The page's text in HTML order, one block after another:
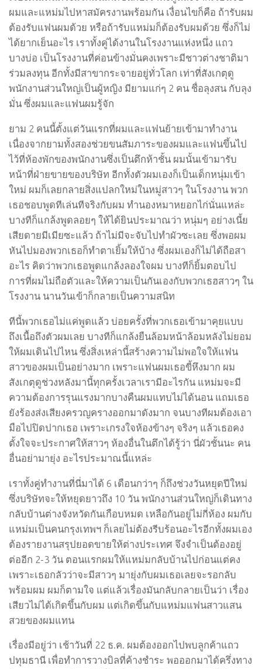
ผมและแหม่มไปหาสมัครงานพร้อมกัน เงื่อนไขก็คือ ถ้ารับผม
ต้องรับแฟนผมด้วย หรือถ้ารับแหม่มก็ต้องรับผมด้วย ซึ่งก็ไม่
ได้ยากเย็นอะไร เราทั้งคู่ได้งานในโรงงานแห่งหนึ่ง แถว
บางบ่อ เป็นโรงงานที่ค่อนข้างมั่นคงเพราะมีชาวต่างชาติมา
ร่วมลงทุน อีกทั้งมีสาขากระจายอยู่ทั่วโลก เท่าที่สังเกตุดู
พนักงานส่วนใหญ่เป็นผู้หญิง มียามแก่ๆ 2 คน ชื่อลุงสน กับลุง
มั่น ซึ่งผมและแฟนผมรู้จัก
ยาม 2 คนนี้ตั้งแต่วันแรกที่ผมและแฟนย้ายเข้ามาทำงาน
เนื่องจากยามทั้งสองช่วยขนสัมภาระของผมและแฟนขึ้นไป
ไว้ที่ห้องพักของพนักงานซึ่งเป็นตึกห้าชั้น ผมนั้นเข้ามารับ
หน้าที่ฝ่ายขายของบริษัท อีกทั้งตัวผมเองก็เป็นเด็กหนุ่มเข้า
ใหม่ ผมก็เลยกลายสิ่งแปลกใหม่ในหมู่สาวๆ ในโรงงาน พวก
เธอชอบพูดทีเล่นทีจริงกับผม ทำนองหมาหยอกไก่นั่นแหล่ะ
บางทีก็แกล้งพูดลอยๆ ให้ได้ยินประมาณว่า หนุ่มๆ อย่างเนี้ย
เสียดายมีเมียซะแล้ว ถ้าไม่มีจะจับไปทำผัวซะเลย ซึ่งพอผม
หันไปมองพวกเธอก็ทำตาเยิ้มให้บ้าง ซึ่งผมเองก็ไม่ได้ถือสา
อะไร คิดว่าพวกเธอพูดแกล้งลองใจผม บางทีก็ยิ้มตอบไป
การที่ผมไม่ถือตัวและให้ความเป็นกันเองกับพวกเธฮสาวๆ ใน
โรงงาน นานวันเข้าก็กลายเป็นความสนิท
ทีนี้พวกเธอไม่แค่พูดแล้ว บ่อยครั้งที่พวกเธอเข้ามาคุยแบบ
ถึงเนื้อถึงตัวผมเลย บางทีก็แกล้งยืนล้อมหน้าล้อมหลังไม่ยอม
ให้ผมเดินไปไหน ซึ่งสิ่งเหล่านี้สร้างความไม่พอใจให้แฟน
สาวของผมเป็นอย่างมาก เพราะแฟนผมเธอขี้หึงมาก ผม
สังเกตุดูช่วงหลังมานี้ทุกครั้งเวลาเรามีอะไรกัน แหม่มจะมี
ความต้องการรุนแรงมากบางคืนผมแทบไม่ได้นอน แถมเธอ
ยังร้องส่งเสียงครวญครางออกมาดังมาก จนบางทีผมต้องเอา
มือไปปิดปากเธอ เพราะเกรงใจห้องข้างๆ จริงๆ แล้วเธอคง
ตั้งใจจะประกาศให้สาวๆ ห้องอื่นในตึกได้รู้ว่า นี่ผัวชั้นนะ คน
อื่นอย่ามายุ่ง อะไรประมาณนี้แหล่ะ
เราทั้งคู่ทำงานที่นี่มาได้ 6 เดือนกว่าๆ ก็ถึงช่วงวันหยุดปีใหม่
ซึ่งบริษัทจะให้หยุดยาวถึง 10 วัน พนักงานส่วนใหญ่ก็เดินทาง
กลับบ้านต่างจังหวัดกันเกือบหมด เหลือกันอยู่ไม่กี่ห้อง ผมกับ
แหม่มเป็นคนกรุงเทพฯ ก็เลยไม่ต้องรีบร้อนอะไรอีกทั้งผมเอง
ต้องรายงานสรุปยอดขายให้ต่างประเทศ จึงจำเป็นต้องอยู่
ต่ออีก 2-3 วัน ตอนแรกผมให้แหม่มกลับบ้านไปก่อนแต่คง
เพราะเธอกลัวว่าจะมีสาวๆ มายุ่งกับผมเธอเลยจะรอกลับ
พร้อมผม ผมก็ตามใจ แต่แล้วเรื่องมันกลับกลายเป็นว่า เรื่อง
เสียวไม่ได้เกิดขึ้นกับผม แต่เกิดขึ้นกับแหม่มแฟนสาวแสน
สวยของผมแทน
เรื่องมีอยู่ว่า เช้าวันที่ 22 ธ.ค. ผมต้องออกไปพบลูกค้าแถว
ปทุมธานี เพื่อทำการวางบิลที่ค้างชำระ พอออกมาได้ครึ่งทาง